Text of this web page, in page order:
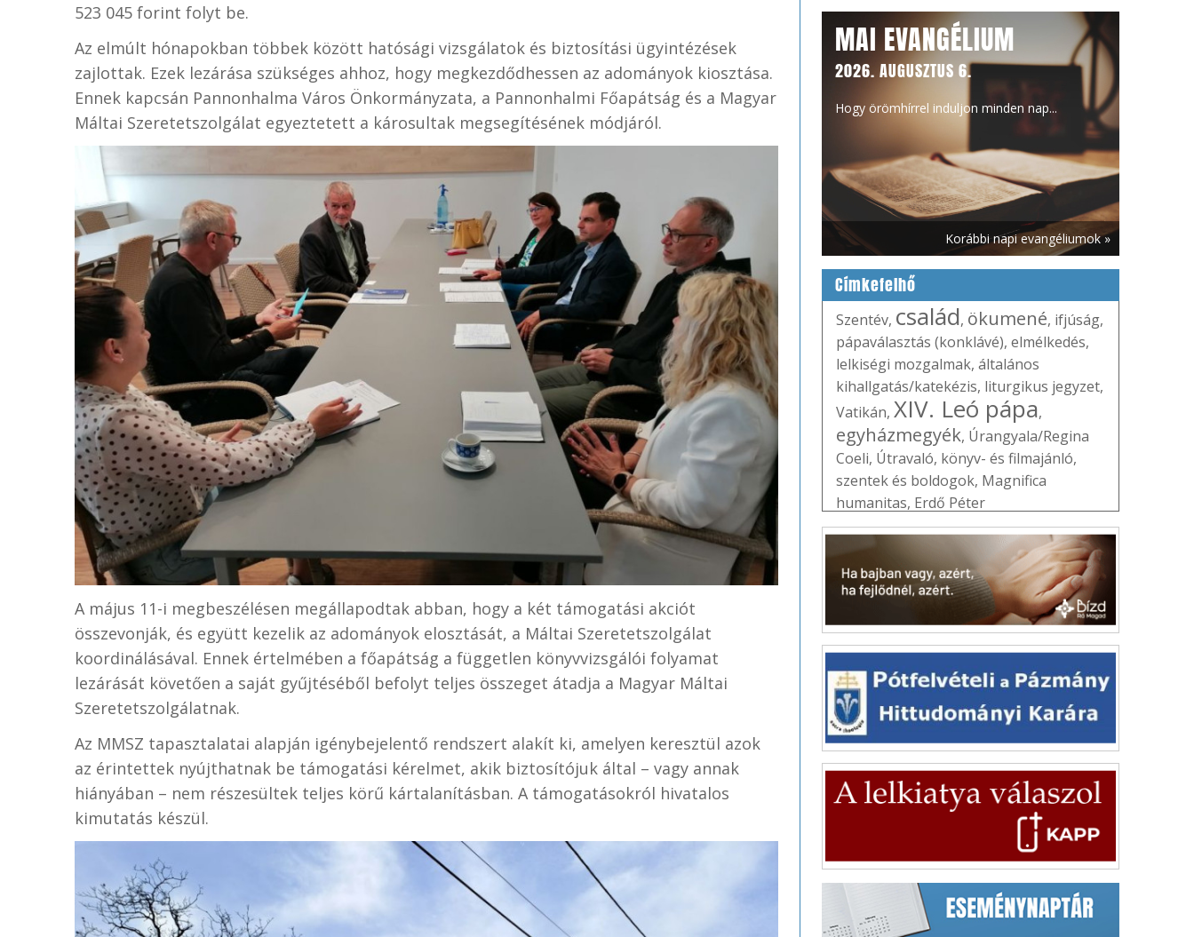
523 045 forint folyt be.
Az elmúlt hónapokban többek között hatósági vizsgálatok és biztosítási ügyintézések
zajlottak. Ezek lezárása szükséges ahhoz, hogy megkezdődhessen az adományok kiosztása.
Ennek kapcsán Pannonhalma Város Önkormányzata, a Pannonhalmi Főapátság és a Magyar
Máltai Szeretetszolgálat egyeztetett a károsultak megsegítésének módjáról.
A május 11-i megbeszélésen megállapodtak abban, hogy a két támogatási akciót
összevonják, és együtt kezelik az adományok elosztását, a Máltai Szeretetszolgálat
koordinálásával. Ennek értelmében a főapátság a független könyvvizsgálói folyamat
lezárását követően a saját gyűjtéséből befolyt teljes összeget átadja a Magyar Máltai
Szeretetszolgálatnak.
Az MMSZ tapasztalatai alapján igénybejelentő rendszert alakít ki, amelyen keresztül azok
az érintettek nyújthatnak be támogatási kérelmet, akik biztosítójuk által – vagy annak
hiányában – nem részesültek teljes körű kártalanításban. A támogatásokról hivatalos
kimutatás készül.
MAI EVANGÉLIUM
2026. AUGUSZTUS 6.
Hogy örömhírrel induljon minden nap...
Korábbi napi evangéliumok »
Címkefelhő
Szentév, család, ökumené, ifjúság,
pápaválasztás (konklávé), elmélkedés,
lelkiségi mozgalmak, általános
kihallgatás/katekézis, liturgikus jegyzet,
Vatikán, XIV. Leó pápa,
egyházmegyék, Úrangyala/Regina
Coeli, Útravaló, könyv- és filmajánló,
szentek és boldogok, Magnifica
humanitas, Erdő Péter